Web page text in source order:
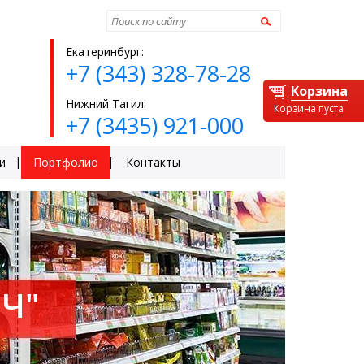
Екатеринбург:
+7 (343) 328-78-28
Нижний Тагил:
+7 (3435) 921-000
Портфолио Контакты
Корзина
Корзина пуста